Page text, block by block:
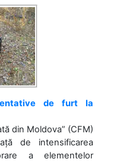
de furt la
din Moldova” (CFM)
de intensificarea
a elementelor